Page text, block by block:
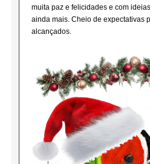
muita paz e felicidades e com
ainda mais. Cheio de expectativas
alcançados.